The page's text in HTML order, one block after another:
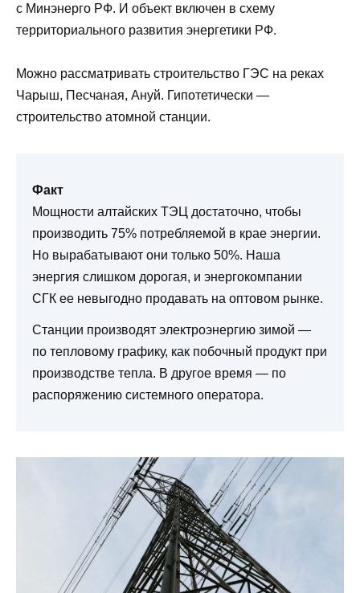
с Мин­энерго РФ. И объект включен в схему
территориального развития энергетики РФ.
Можно рассматривать строительство ГЭС на реках
Чарыш, Песчаная, Ануй. Гипотетически —
строительство атомной станции.
Факт
Мощности алтайских ТЭЦ достаточно, чтобы
производить 75% потребляемой в крае энергии.
Но вырабатывают они только 50%. Наша
энергия слишком дорогая, и энергокомпании
СГК ее невыгодно продавать на оптовом рынке.
Станции производят электро­энергию зимой —
по тепловому графику, как побочный продукт при
производстве тепла. В другое время — по
распоряжению системного оператора.